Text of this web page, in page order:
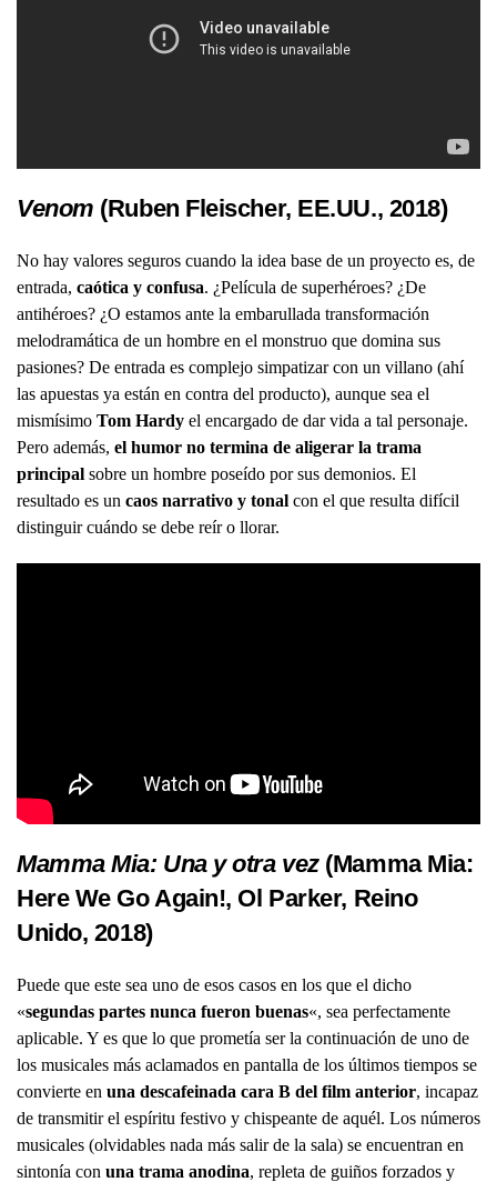
Venom (Ruben Fleischer, EE.UU., 2018)
No hay valores seguros cuando la idea base de un proyecto es, de
entrada, caótica y confusa. ¿Película de superhéroes? ¿De
antihéroes? ¿O estamos ante la embarullada transformación
melodramática de un hombre en el monstruo que domina sus
pasiones? De entrada es complejo simpatizar con un villano (ahí
las apuestas ya están en contra del producto), aunque sea el
mismísimo Tom Hardy el encargado de dar vida a tal personaje.
Pero además, el humor no termina de aligerar la trama
principal sobre un hombre poseído por sus demonios. El
resultado es un caos narrativo y tonal con el que resulta difícil
distinguir cuándo se debe reír o llorar.
Mamma Mia: Una y otra vez(Mamma Mia:
Here We Go Again!, Ol Parker, Reino
Unido, 2018)
Puede que este sea uno de esos casos en los que el dicho
«segundas partes nunca fueron buenas«, sea perfectamente
aplicable. Y es que lo que prometía ser la continuación de uno de
los musicales más aclamados en pantalla de los últimos tiempos se
convierte en una descafeinada cara B del film anterior, incapaz
de transmitir el espíritu festivo y chispeante de aquél. Los números
musicales (olvidables nada más salir de la sala) se encuentran en
sintonía con una trama anodina, repleta de guiños forzados y